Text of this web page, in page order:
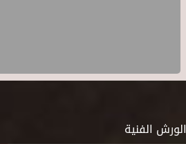
الورش الفنية